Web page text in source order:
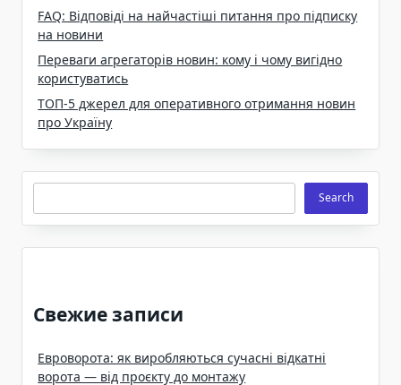
FAQ: Відповіді на найчастіші питання про підписку
на новини
Переваги агрегаторів новин: кому і чому вигідно
користуватись
ТОП-5 джерел для оперативного отримання новин
про Україну
Search Search
Свежие записи
Евроворота: як виробляються сучасні відкатні
ворота — від проєкту до монтажу